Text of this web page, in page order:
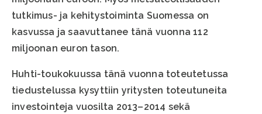
tutkimus- ja kehitystoiminta Suomessa on
kasvussa ja saavuttanee tänä vuonna 112
miljoonan euron tason.
Huhti-toukokuussa tänä vuonna toteutetussa
tiedustelussa kysyttiin yritysten toteutuneita
investointeja vuosilta 2013–2014 sekä